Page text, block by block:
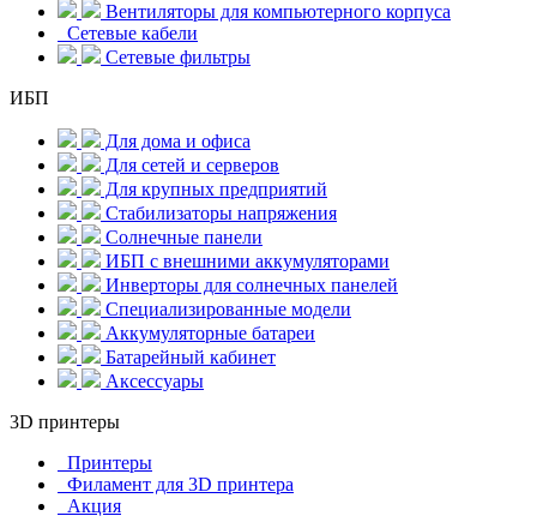
Вентиляторы для компьютерного корпуса
Сетевые кабели
Сетевые фильтры
ИБП
Для дома и офиса
Для сетей и серверов
Для крупных предприятий
Стабилизаторы напряжения
Солнечные панели
ИБП с внешними аккумуляторами
Инверторы для солнечных панелей
Специализированные модели
Аккумуляторные батареи
Батарейный кабинет
Аксессуары
3D принтеры
Принтеры
Филамент для 3D принтера
Акция